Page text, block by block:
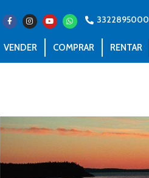
3322895000
VENDER COMPRAR RENTAR